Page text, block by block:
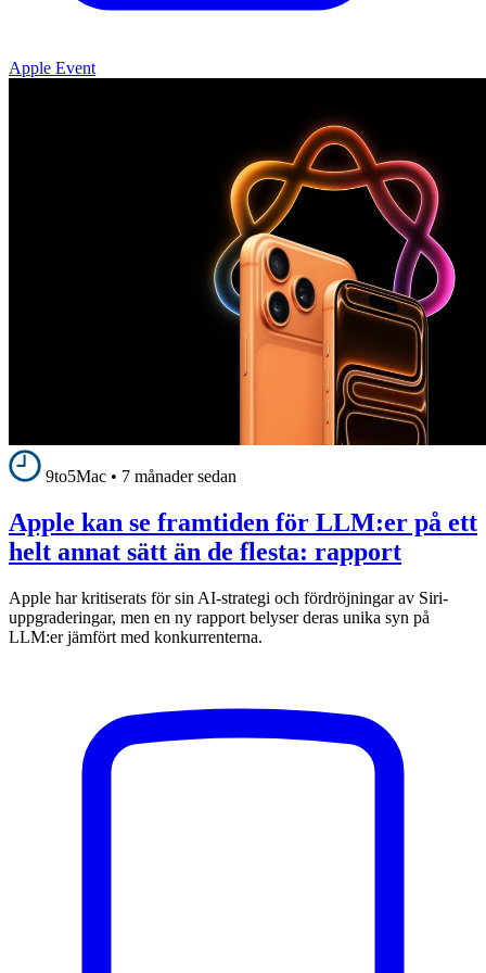
Apple Event
9to5Mac • 7 månader sedan
Apple kan se framtiden för LLM:er på ett
helt annat sätt än de flesta: rapport
Apple har kritiserats för sin AI-strategi och fördröjningar av Siri-
uppgraderingar, men en ny rapport belyser deras unika syn på
LLM:er jämfört med konkurrenterna.